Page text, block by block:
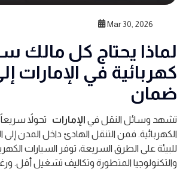
Mar 30, 2026
لماذا يحتاج كل مالك
كهربائية في الإمارات
ضمان
تشهد وسائل النقل في الإمارات تحولاً
الكهربائية. فمن التنقل الهادئ داخل المدن إلى
للبيئة على الطرق السريعة، توفر السيارات
والتكنولوجيا المتطورة وتكاليف تشغيل أقل.